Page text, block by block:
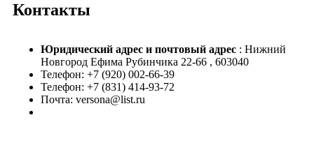
Контакты
Юридический адрес и почтовый адрес : Нижний
Новгород Ефима Рубинчика 22-66 , 603040
Телефон: +7 (920) 002-66-39
Телефон: +7 (831) 414-93-72
Почта: versona@list.ru